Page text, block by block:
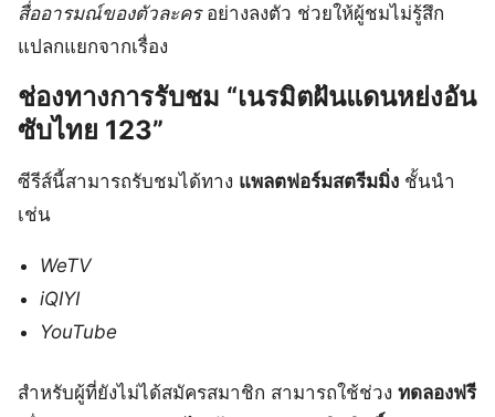
สื่ออารมณ์ของตัวละครอย่างลงตัว ช่วยให้ผู้ชมไม่รู้สึก
แปลกแยกจากเรื่อง
ช่องทางการรับชม “เนรมิตฝันแดนหย่งอัน
ซับไทย 123”
ซีรีส์นี้สามารถรับชมได้ทาง แพลตฟอร์มสตรีมมิ่ง ชั้นนำ
เช่น
WeTV
iQIYI
YouTube
สำหรับผู้ที่ยังไม่ได้สมัครสมาชิก สามารถใช้ช่วง ทดลองฟรี